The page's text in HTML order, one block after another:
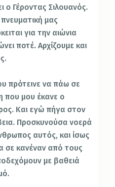
ο Γέροντας Σιλουανός.
μας
για την αιώνια
ποτέ. Αρχίζουμε και
πρότεινε να πάω σε
που μου έκανε ο
Και εγώ πήγα στον
Προσκυνούσα νοερά
αυτός, και ίσως
σε κανέναν από τους
με βαθειά